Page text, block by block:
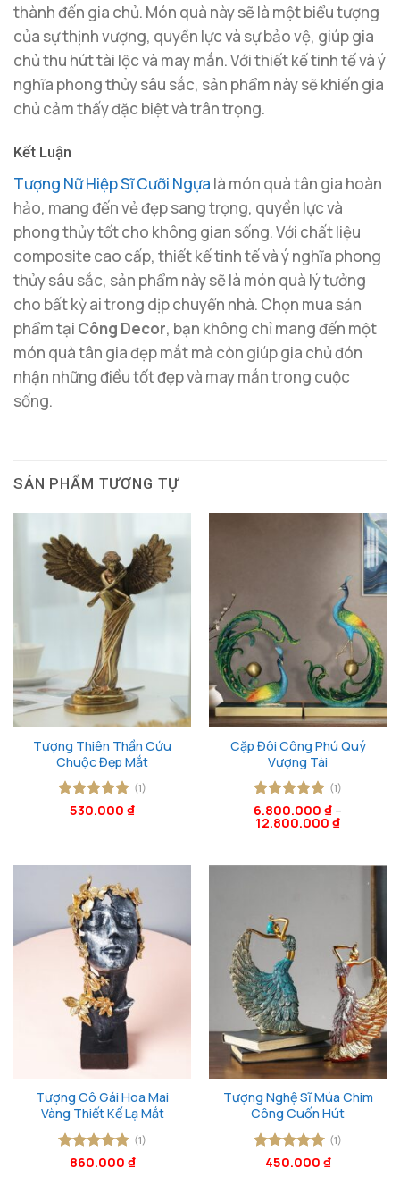
thành đến gia chủ. Món quà này sẽ là một biểu tượng
của sự thịnh vượng, quyền lực và sự bảo vệ, giúp gia
chủ thu hút tài lộc và may mắn. Với thiết kế tinh tế và ý
nghĩa phong thủy sâu sắc, sản phẩm này sẽ khiến gia
chủ cảm thấy đặc biệt và trân trọng.
Kết Luận
Tượng Nữ Hiệp Sĩ Cưỡi Ngựa là món quà tân gia hoàn
hảo, mang đến vẻ đẹp sang trọng, quyền lực và
phong thủy tốt cho không gian sống. Với chất liệu
composite cao cấp, thiết kế tinh tế và ý nghĩa phong
thủy sâu sắc, sản phẩm này sẽ là món quà lý tưởng
cho bất kỳ ai trong dịp chuyển nhà. Chọn mua sản
phẩm tại Công Decor, bạn không chỉ mang đến một
món quà tân gia đẹp mắt mà còn giúp gia chủ đón
nhận những điều tốt đẹp và may mắn trong cuộc
sống.
SẢN PHẨM TƯƠNG TỰ
Tượng Thiên Thần Cứu
Chuộc Đẹp Mắt
Được xếp
(1)
530.000 ₫
Cặp Đôi Công Phú Quý
Vượng Tài
Được xếp
hạng55
(1)
6.800.000 ₫ –
12.800.000 ₫
Tượng Cô Gái Hoa Mai
Vàng Thiết Kế Lạ Mắt
Được xếp
(1)
860.000 ₫
Tượng Nghệ Sĩ Múa Chim
Công Cuốn Hút
Được xếp
(1)
450.000 ₫